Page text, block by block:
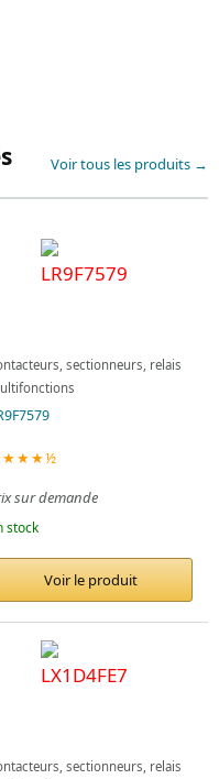
Voir tous les produits →
sectionneurs, relais
sur demande
stock
Voir le produit
sectionneurs, relais